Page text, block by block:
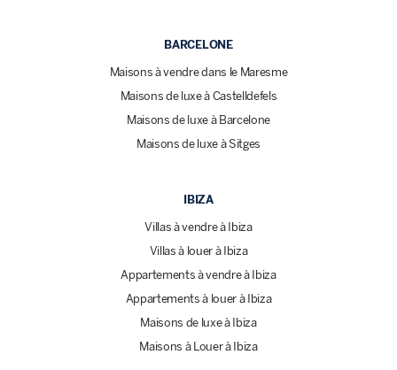
BARCELONE
Maisons à vendre dans le Maresme
Maisons de luxe à Castelldefels
Maisons de luxe à Barcelone
Maisons de luxe à Sitges
IBIZA
Villas à vendre à Ibiza
Villas à louer à Ibiza
Appartements à vendre à Ibiza
Appartements à louer à Ibiza
Maisons de luxe à Ibiza
Maisons à Louer à Ibiza